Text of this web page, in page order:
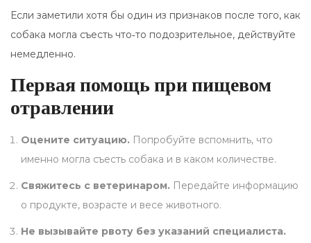
Если заметили хотя бы один из признаков после того, как
собака могла съесть что‑то подозрительное, действуйте
немедленно.
Первая помощь при пищевом
отравлении
Оцените ситуацию. Попробуйте вспомнить, что
именно могла съесть собака и в каком количестве.
Свяжитесь с ветеринаром. Передайте информацию
о продукте, возрасте и весе животного.
Не вызывайте рвоту без указаний специалиста.